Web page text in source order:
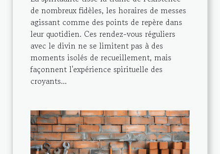
de nombreux fidèles, les horaires de messes
agissant comme des points de repère dans
leur quotidien. Ces rendez-vous réguliers
avec le divin ne se limitent pas à des
moments isolés de recueillement, mais
façonnent l'expérience spirituelle des
croyants...